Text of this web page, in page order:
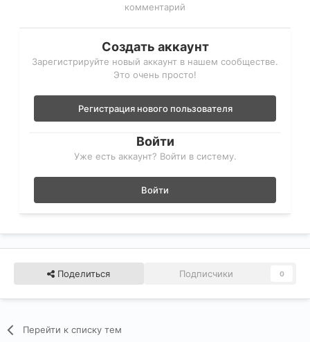
комментарий
Создать аккаунт
Зарегистрируйте новый аккаунт в нашем сообществе.
Это очень просто!
Регистрация нового пользователя
Войти
Уже есть аккаунт? Войти в систему.
Войти
Поделиться Подписчики 0
Перейти к списку тем